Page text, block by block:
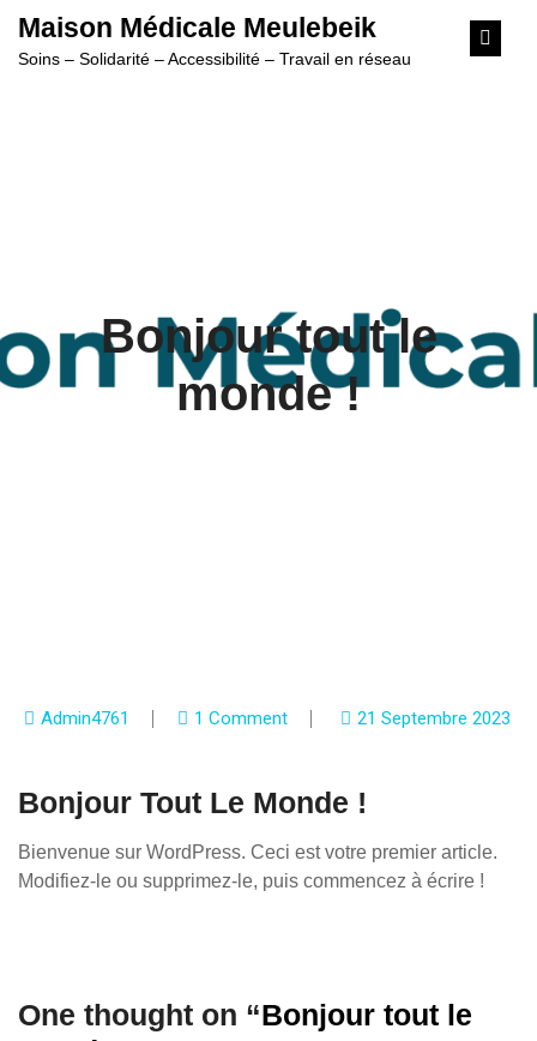
Maison Médicale Meulebeik
Soins – Solidarité – Accessibilité – Travail en réseau
Bonjour tout le
monde !
Admin4761 1 Comment 21 Septembre 2023
Bonjour Tout Le Monde !
Bienvenue sur WordPress. Ceci est votre premier article.
Modifiez-le ou supprimez-le, puis commencez à écrire !
One thought on “Bonjour tout le